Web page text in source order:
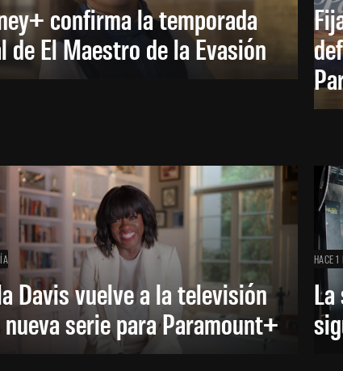
confirma la temporada
de El Maestro de la Evasión
Davis vuelve a la televisión
serie para Paramount+
HACE 1